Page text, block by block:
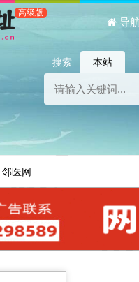
导
搜索 本站
邻医网